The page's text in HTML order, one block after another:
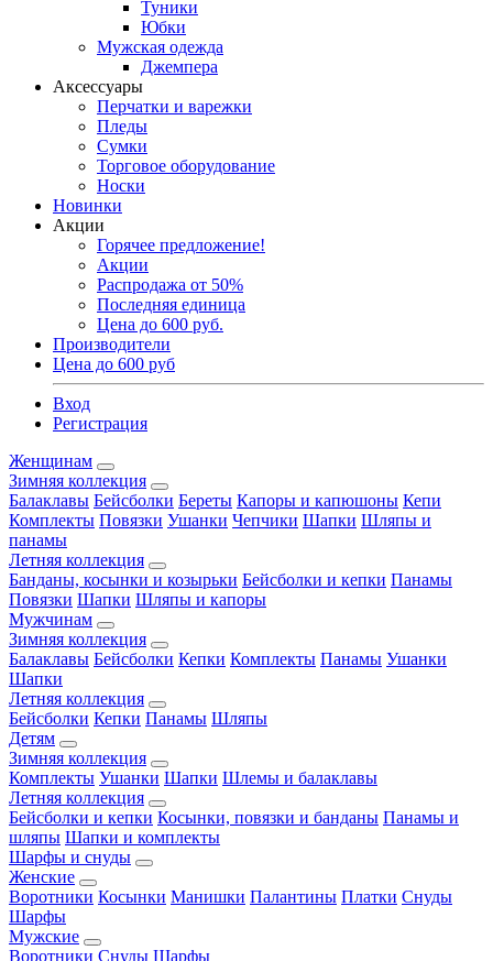
Туники
Юбки
Мужская одежда
Джемпера
Аксессуары
Перчатки и варежки
Пледы
Сумки
Торговое оборудование
Носки
Новинки
Акции
Горячее предложение!
Акции
Распродажа от 50%
Последняя единица
Цена до 600 руб.
Производители
Цена до 600 руб
Вход
Регистрация
Женщинам
Зимняя коллекция
Балаклавы Бейсболки Береты Капоры и капюшоны Кепи
Комплекты Повязки Ушанки Чепчики Шапки Шляпы и
панамы
Летняя коллекция
Банданы, косынки и козырьки Бейсболки и кепки Панамы
Повязки Шапки Шляпы и капоры
Мужчинам
Зимняя коллекция
Балаклавы Бейсболки Кепки Комплекты Панамы Ушанки
Шапки
Летняя коллекция
Бейсболки Кепки Панамы Шляпы
Детям
Зимняя коллекция
Комплекты Ушанки Шапки Шлемы и балаклавы
Летняя коллекция
Бейсболки и кепки Косынки, повязки и банданы Панамы и
шляпы Шапки и комплекты
Шарфы и снуды
Женские
Воротники Косынки Манишки Палантины Платки Снуды
Шарфы
Мужские
Воротники Снуды Шарфы